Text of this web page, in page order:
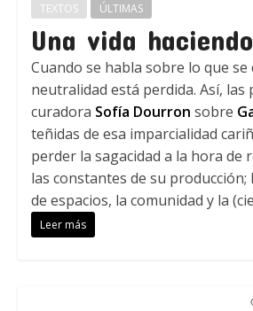
TEXTOS ÚLTIMAS
Una vida
Cuando se habla sobre lo que se
neutralidad está perdida. Así, las
curadora Sofía Dourron sobre
teñidas de esa imparcialidad
perder la sagacidad a la hora de
las constantes de su producción;
de espacios, la comunidad y la
Leer más